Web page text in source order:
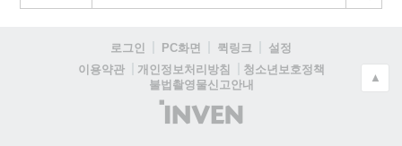
로그인 PC화면 퀵링크
설정
이용약관
개인정보처리방침
청소년보호정책
불법촬영물신고안내
(주)
인
▲